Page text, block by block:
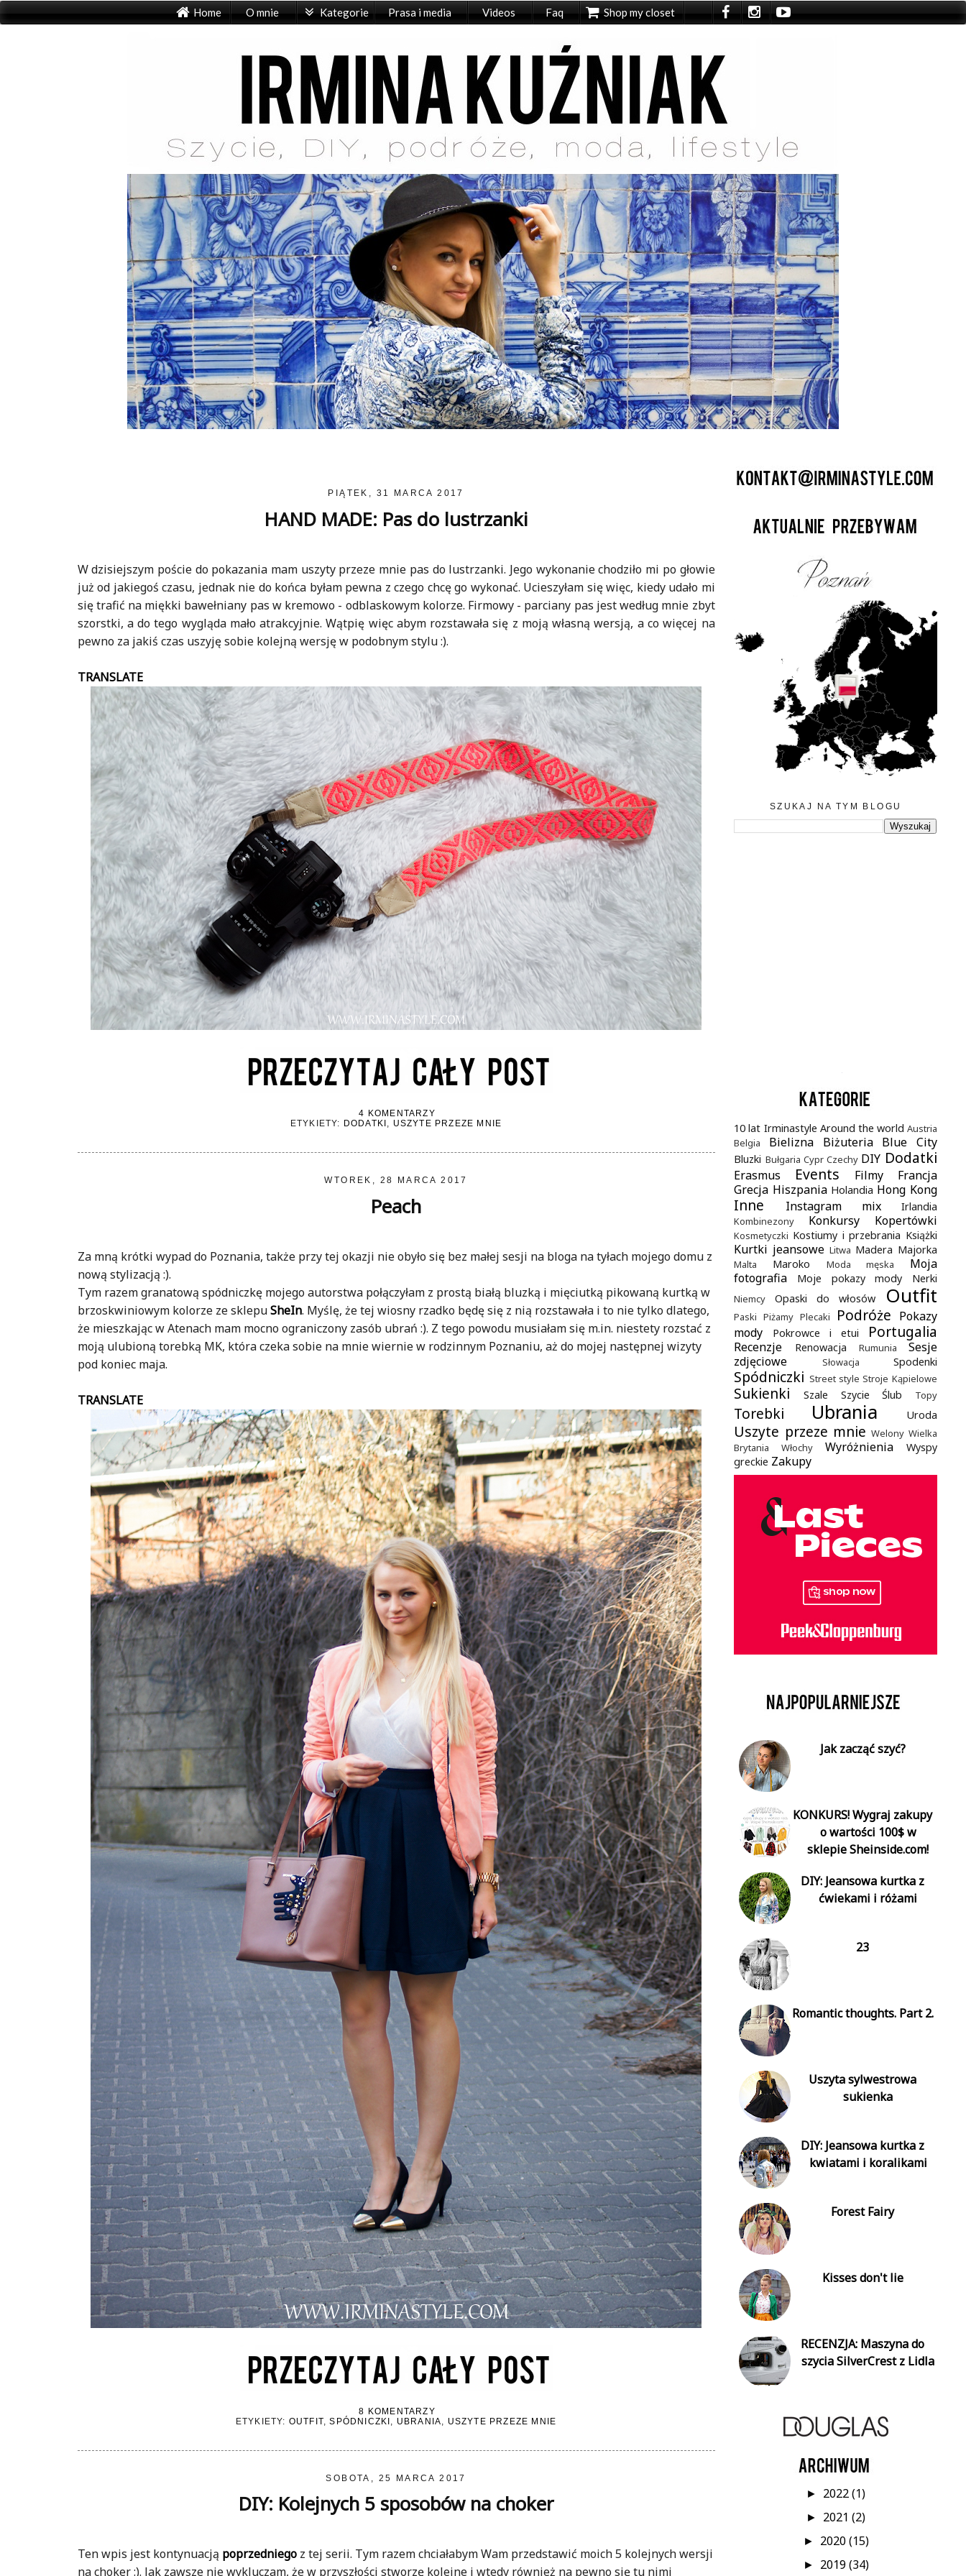
Home O mnie Kategorie Prasa i media Videos Faq Shop my closet
PIĄTEK, 31 MARCA 2017
HAND MADE: Pas do lustrzanki
W dzisiejszym poście do pokazania mam uszyty przeze mnie pas do lustrzanki. Jego wykonanie chodziło mi po głowie
już od jakiegoś czasu, jednak nie do końca byłam pewna z czego chcę go wykonać. Ucieszyłam się więc, kiedy udało mi
się trafić na miękki bawełniany pas w kremowo - odblaskowym kolorze. Firmowy - parciany pas jest według mnie zbyt
szorstki, a do tego wygląda mało atrakcyjnie. Wątpię więc abym rozstawała się z moją własną wersją, a co więcej na
pewno za jakiś czas uszyję sobie kolejną wersję w podobnym stylu :).
TRANSLATE
4 KOMENTARZY
ETYKIETY: DODATKI USZYTE PRZEZE MNIE
WTOREK, 28 MARCA 2017
Peach
Za mną krótki wypad do Poznania, także przy tej okazji nie obyło się bez małej sesji na bloga na tyłach mojego domu z
nową stylizacją :).
Tym razem granatową spódniczkę mojego autorstwa połączyłam z prostą białą bluzką i mięciutką pikowaną kurtką w
brzoskwiniowym kolorze ze sklepuSheIn. Myślę, że tej wiosny rzadko będę się z nią rozstawała i to nie tylko dlatego,
że mieszkając w Atenach mam mocno ograniczony zasób ubrań :). Z tego powodu musiałam się m.in. niestety rozstać z
moją ulubioną torebką MK, która czeka sobie na mnie wiernie w rodzinnym Poznaniu, aż do mojej następnej wizyty
pod koniec maja.
TRANSLATE
8 KOMENTARZY
ETYKIETY: OUTFIT ,SPÓDNICZKI UBRANIA USZYTE PRZEZE MNIE
SOBOTA, 25 MARCA 2017
DIY: Kolejnych 5 sposobów na choker
Ten wpis jest kontynuacją poprzedniegoz tej serii. Tym razem chciałabym Wam przedstawić moich 5 kolejnych wersji
na choker :). Jak zawsze nie wykluczam, że w przyszłości stworzę kolejne i wtedy również na pewno się tu nimi
SZUKAJ NA TYM BLOGU
.
10 lat Irminastyle Around the world Austria
Belgia
Bielizna Biżuteria Blue City
Bluzki Bułgaria Cypr Czechy DIY Dodatki
Erasmus Events Filmy
Francja
Grecja Hiszpania Holandia Hong Kong
Inne Instagram mix Irlandia
Kombinezony Konkursy Kopertówki
Kosmetyczki Kostiumy i przebrania Książki
Kurtki jeansowe Litwa Madera Majorka
Malta Maroko Moda męska
Moja
fotografia
Moje pokazy mody Nerki
Niemcy Opaski do włosów Outfit
Paski Piżamy Plecaki Podróże Pokazy
mody
Pokrowce i etui Portugalia
Recenzje Renowacja Rumunia
Sesje
zdjęciowe
Słowacja Spodenki
Spódniczki Street style Stroje Kąpielowe
Sukienki Szale Szycie Ślub Topy
Torebki Ubrania Uroda
Uszyte przeze mnie Welony Wielka
Brytania
Włochy Wyróżnienia
Wyspy
greckie Zakupy
Jak zacząć szyć?
KONKURS! Wygraj zakupy
o wartości 100$ w
sklepie Sheinside.com!
DIY: Jeansowa kurtka z
ćwiekami i różami
23
Romantic thoughts. Part 2.
Uszyta sylwestrowa
sukienka
DIY: Jeansowa kurtka z
kwiatami i koralikami
Forest Fairy
Kisses don't lie
RECENZJA: Maszyna do
szycia SilverCrest z Lidla
► 2022(1)
► 2021(2)
► 2020(15)
► 2019(34)